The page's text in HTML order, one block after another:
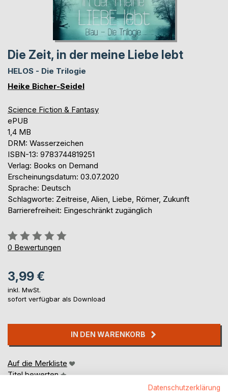
Die Zeit, in der meine Liebe lebt
HELOS - Die Trilogie
Heike Bicher-Seidel
Science Fiction & Fantasy
ePUB
1,4 MB
DRM: Wasserzeichen
ISBN-13: 9783744819251
Verlag: Books on Demand
Erscheinungsdatum: 03.07.2020
Sprache: Deutsch
Schlagworte: Zeitreise, Alien, Liebe, Römer, Zukunft
Barrierefreiheit: Eingeschränkt zugänglich
Bewertung::
0%
0 Bewertungen
3,99 €
inkl. MwSt.
sofort verfügbar als Download
IN DEN WARENKORB
Auf die Merkliste
Titel bewerten
Datenschutzerklärung